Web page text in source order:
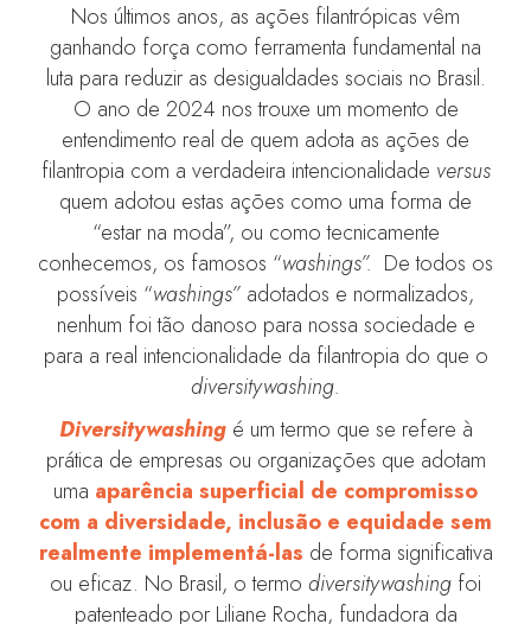
Nos últimos anos, as ações filantrópicas vêm
ganhando força como ferramenta fundamental na
luta para reduzir as desigualdades sociais no Brasil.
O ano de 2024 nos trouxe um momento de
entendimento real de quem adota as ações de
filantropia com a verdadeira intencionalidade versus
quem adotou estas ações como uma forma de
“estar na moda”, ou como tecnicamente
conhecemos, os famosos “washings”. De todos os
possíveis “washings” adotados e normalizados,
nenhum foi tão danoso para nossa sociedade e
para a real intencionalidade da filantropia do que o
diversitywashing.
Diversitywashing é um termo que se refere à
prática de empresas ou organizações que adotam
uma aparência superficial de compromisso
com a diversidade, inclusão e equidade sem
realmente implementá-las de forma significativa
ou eficaz. No Brasil, o termo diversitywashing foi
patenteado por Liliane Rocha, fundadora da